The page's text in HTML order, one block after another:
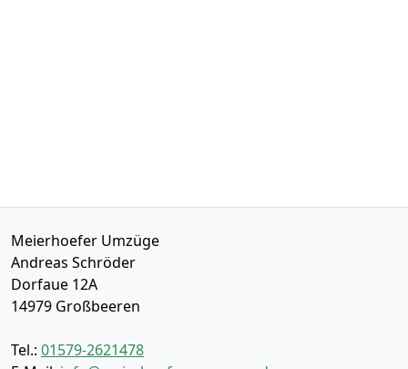
Meierhoefer Umzüge
Andreas Schröder
Dorfaue 12A
14979 Großbeeren
Tel.: 01579-2621478